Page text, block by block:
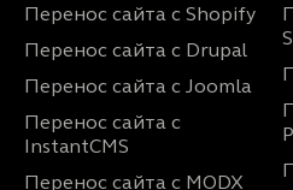
Перенос сайта с Shopify
Перенос сайта с Drupal
Перенос сайта с Joomla
Перенос сайта с
InstantCMS
Перенос сайта с MODX